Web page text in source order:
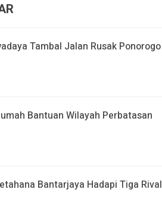
Tambal Jalan Rusak Ponorogo
Bantuan Wilayah Perbatasan
Bantarjaya Hadapi Tiga Rival